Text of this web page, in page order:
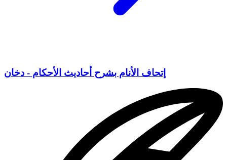
إتحاف الأنام بشرح أحاديث الأحكام - دخان